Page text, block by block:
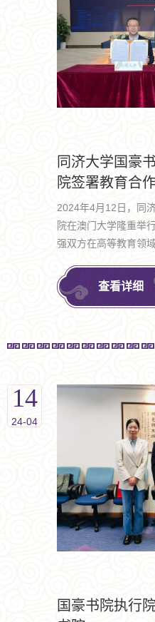
同济大学国豪
院签署教育合
2024年4月12日，同
院在澳门大学隆重举
强双方在高等教育领
查看详细
14
24-04
国豪书院执行